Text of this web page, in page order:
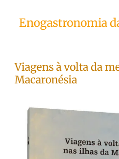
Enogastronomia
Viagens à volta da
Macaronésia